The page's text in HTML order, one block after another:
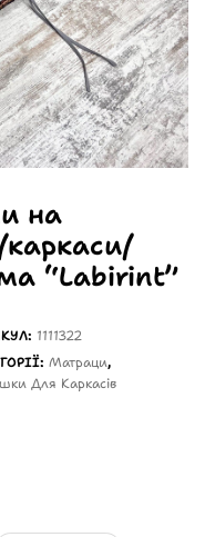
на
“Labirint”
1111322
Матраци,
Для Каркасів